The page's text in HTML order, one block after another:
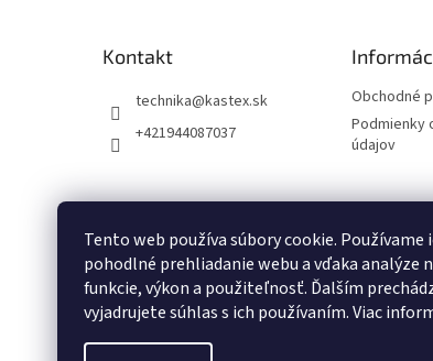
Tento web používa súbory cookie. Používame
pohodlné prehliadanie webu a vďaka analýze
funkcie, výkon a použiteľnosť. Ďalším
vyjadrujete súhlas s ich používaním. Viac
Kontakt
technika@kastex.sk
+421944087037
Obchodné
Podmienky
údajov